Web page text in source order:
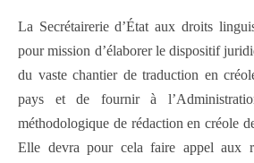
La Secrétairerie d’État aux droits
pour mission d’élaborer le dispositif
du vaste chantier de traduction en
pays et de fournir à
méthodologique de rédaction en créole
Elle devra pour cela faire appel aux